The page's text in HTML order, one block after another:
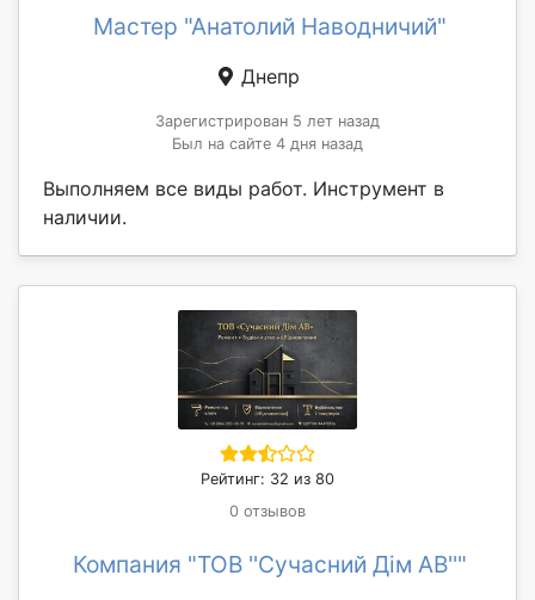
Мастер "Анатолий Наводничий"
Днепр
Зарегистрирован 5 лет назад
Был на сайте 4 дня назад
Выполняем все виды работ. Инструмент в
наличии.
Рейтинг: 32 из 80
0 отзывов
Компания "ТОВ ''Сучасний Дім АВ''"